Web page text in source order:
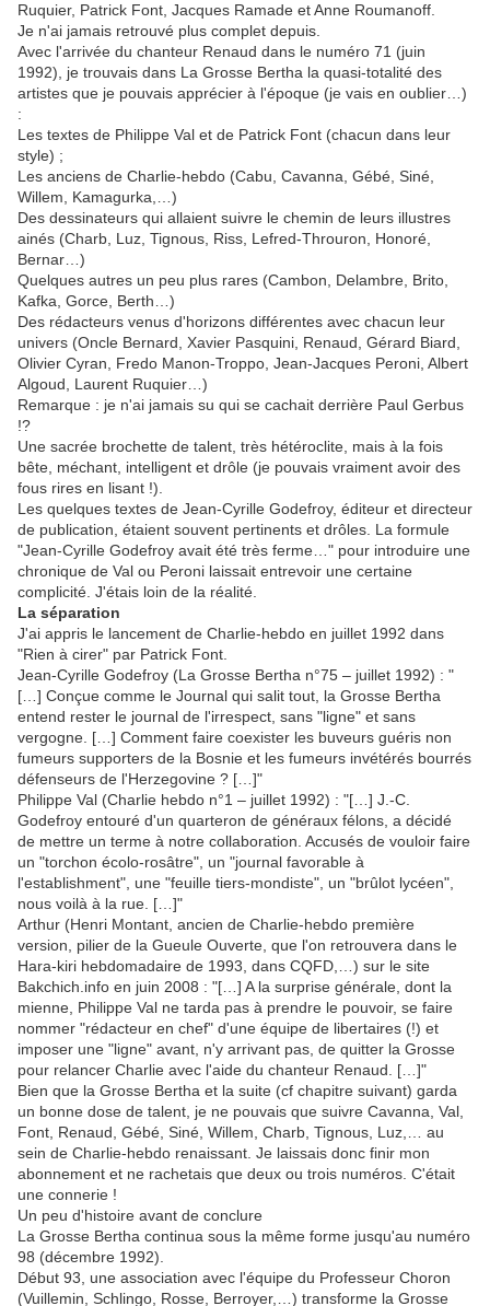
Ruquier, Patrick Font, Jacques Ramade et Anne Roumanoff.
Je n'ai jamais retrouvé plus complet depuis.
Avec l'arrivée du chanteur Renaud dans le numéro 71 (juin
1992), je trouvais dans La Grosse Bertha la quasi-totalité des
artistes que je pouvais apprécier à l'époque (je vais en oublier…)
:
Les textes de Philippe Val et de Patrick Font (chacun dans leur
style) ;
Les anciens de Charlie-hebdo (Cabu, Cavanna, Gébé, Siné,
Willem, Kamagurka,…)
Des dessinateurs qui allaient suivre le chemin de leurs illustres
ainés (Charb, Luz, Tignous, Riss, Lefred-Throuron, Honoré,
Bernar…)
Quelques autres un peu plus rares (Cambon, Delambre, Brito,
Kafka, Gorce, Berth…)
Des rédacteurs venus d'horizons différentes avec chacun leur
univers (Oncle Bernard, Xavier Pasquini, Renaud, Gérard Biard,
Olivier Cyran, Fredo Manon-Troppo, Jean-Jacques Peroni, Albert
Algoud, Laurent Ruquier…)
Remarque : je n'ai jamais su qui se cachait derrière Paul Gerbus
!?
Une sacrée brochette de talent, très hétéroclite, mais à la fois
bête, méchant, intelligent et drôle (je pouvais vraiment avoir des
fous rires en lisant !).
Les quelques textes de Jean-Cyrille Godefroy, éditeur et directeur
de publication, étaient souvent pertinents et drôles. La formule
"Jean-Cyrille Godefroy avait été très ferme…" pour introduire une
chronique de Val ou Peroni laissait entrevoir une certaine
complicité. J'étais loin de la réalité.
La séparation
J'ai appris le lancement de Charlie-hebdo en juillet 1992 dans
"Rien à cirer" par Patrick Font.
Jean-Cyrille Godefroy (La Grosse Bertha n°75 – juillet 1992) : "
[…] Conçue comme le Journal qui salit tout, la Grosse Bertha
entend rester le journal de l'irrespect, sans "ligne" et sans
vergogne. […] Comment faire coexister les buveurs guéris non
fumeurs supporters de la Bosnie et les fumeurs invétérés bourrés
défenseurs de l'Herzegovine ? […]"
Philippe Val (Charlie hebdo n°1 – juillet 1992) : "[…] J.-C.
Godefroy entouré d'un quarteron de généraux félons, a décidé
de mettre un terme à notre collaboration. Accusés de vouloir faire
un "torchon écolo-rosâtre", un "journal favorable à
l'establishment", une "feuille tiers-mondiste", un "brûlot lycéen",
nous voilà à la rue. […]"
Arthur (Henri Montant, ancien de Charlie-hebdo première
version, pilier de la Gueule Ouverte, que l'on retrouvera dans le
Hara-kiri hebdomadaire de 1993, dans CQFD,…) sur le site
Bakchich.info en juin 2008 : "[…] A la surprise générale, dont la
mienne, Philippe Val ne tarda pas à prendre le pouvoir, se faire
nommer "rédacteur en chef" d'une équipe de libertaires (!) et
imposer une "ligne" avant, n'y arrivant pas, de quitter la Grosse
pour relancer Charlie avec l'aide du chanteur Renaud. […]"
Bien que la Grosse Bertha et la suite (cf chapitre suivant) garda
un bonne dose de talent, je ne pouvais que suivre Cavanna, Val,
Font, Renaud, Gébé, Siné, Willem, Charb, Tignous, Luz,… au
sein de Charlie-hebdo renaissant. Je laissais donc finir mon
abonnement et ne rachetais que deux ou trois numéros. C'était
une connerie !
Un peu d'histoire avant de conclure
La Grosse Bertha continua sous la même forme jusqu'au numéro
98 (décembre 1992).
Début 93, une association avec l'équipe du Professeur Choron
(Vuillemin, Schlingo, Rosse, Berroyer,…) transforme la Grosse